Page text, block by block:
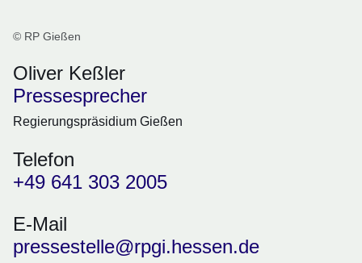
© RP Gießen
Oliver Keßler
Pressesprecher
Regierungspräsidium Gießen
Telefon
+49 641 303 2005
E-Mail
pressestelle@rpgi.hessen.de